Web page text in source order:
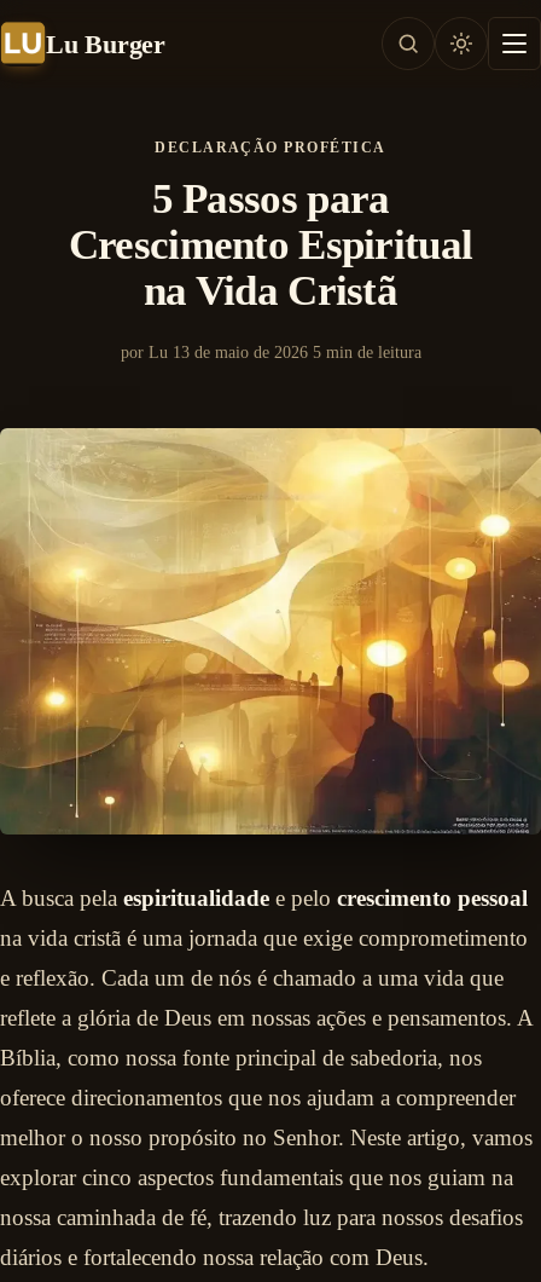
Lu Burger
DECLARAÇÃO PROFÉTICA
5 Passos para
Crescimento Espiritual
na Vida Cristã
por Lu 13 de maio de 2026 5 min de leitura
A busca pela espiritualidade e pelo crescimento pessoal
na vida cristã é uma jornada que exige comprometimento
e reflexão. Cada um de nós é chamado a uma vida que
reflete a glória de Deus em nossas ações e pensamentos. A
Bíblia, como nossa fonte principal de sabedoria, nos
oferece direcionamentos que nos ajudam a compreender
melhor o nosso propósito no Senhor. Neste artigo, vamos
explorar cinco aspectos fundamentais que nos guiam na
nossa caminhada de fé, trazendo luz para nossos desafios
diários e fortalecendo nossa relação com Deus.